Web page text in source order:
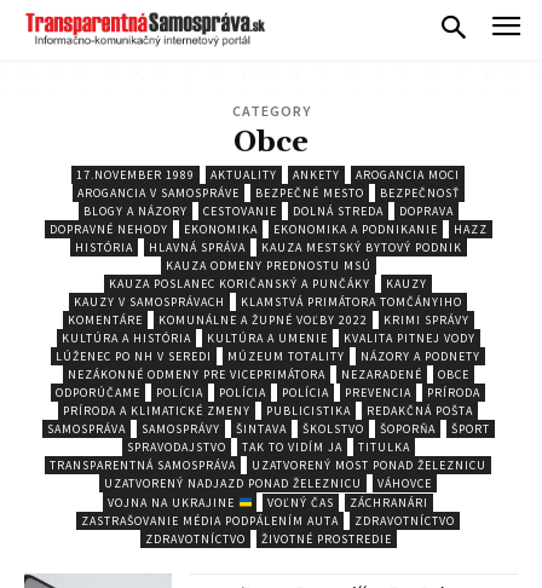
CATEGORY
Obce
17.NOVEMBER 1989 AKTUALITY ANKETY
AROGANCIA MOCI
AROGANCIA V SAMOSPRÁVE
BEZPEČNÉ MESTO
BEZPEČNOSŤ
BLOGY A NÁZORY
CESTOVANIE DOLNÁ STREDA
DOPRAVA
DOPRAVNÉ NEHODY
EKONOMIKA EKONOMIKA A PODNIKANIE
HAZZ
HISTÓRIA
HLAVNÁ SPRÁVA
KAUZA MESTSKÝ BYTOVÝ PODNIK
KAUZA ODMENY PREDNOSTU MSÚ
KAUZA POSLANEC KORIČANSKÝ A PUNČÁKY
KAUZY
KAUZY V SAMOSPRÁVACH
KLAMSTVÁ PRIMÁTORA TOMČÁNYIHO
KOMENTÁRE
KOMUNÁLNE A ŽUPNÉ VOĽBY 2022
KRIMI SPRÁVY
KULTÚRA A HISTÓRIA
KULTÚRA A UMENIE
KVALITA PITNEJ VODY
LÚŽENEC PO NH V SEREDI
MÚZEUM TOTALITY
NÁZORY A PODNETY
NEZÁKONNÉ ODMENY PRE VICEPRIMÁTORA
NEZARADENÉ
OBCE
ODPORÚČAME
POLÍCIA POLÍCIA POLÍCIA PREVENCIA
PRÍRODA
PRÍRODA A KLIMATICKÉ ZMENY
PUBLICISTIKA
REDAKČNÁ POŠTA
SAMOSPRÁVA
SAMOSPRÁVY ŠINTAVA ŠKOLSTVO ŠOPORŇA
ŠPORT
SPRAVODAJSTVO
TAK TO VIDÍM JA
TITULKA
TRANSPARENTNÁ SAMOSPRÁVA
UZATVORENÝ MOST PONAD ŽELEZNICU
UZATVORENÝ NADJAZD PONAD ŽELEZNICU
VÁHOVCE
VOJNA NA UKRAJINE
VOĽNÝ ČAS
ZÁCHRANÁRI
ZASTRAŠOVANIE MÉDIA PODPÁLENÍM AUTA
ZDRAVOTNÍCTVO
ZDRAVOTNÍCTVO
ŽIVOTNÉ PROSTREDIE